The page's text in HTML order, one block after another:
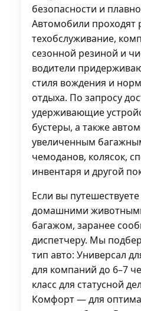
безопасности и
Автомобили проходят
техобслуживание,
сезонной резиной и
водители
стиля вождения и
отдыха. По запросу
удерживающие
бустеры, а также
увеличенным
чемоданов, колясок,
инвентаря и другой
Если вы
домашними
багажом, заранее
диспетчеру. Мы
тип авто: Универсал
для компаний до 6–7
класс для статусной
Комфорт — для